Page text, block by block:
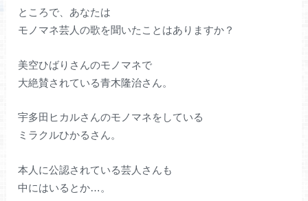
ところで、あなたは
モノマネ芸人の歌を聞いたことはありますか？
美空ひばりさんのモノマネで
大絶賛されている青木隆治さん。
宇多田ヒカルさんのモノマネをしている
ミラクルひかるさん。
本人に公認されている芸人さんも
中にはいるとか…。